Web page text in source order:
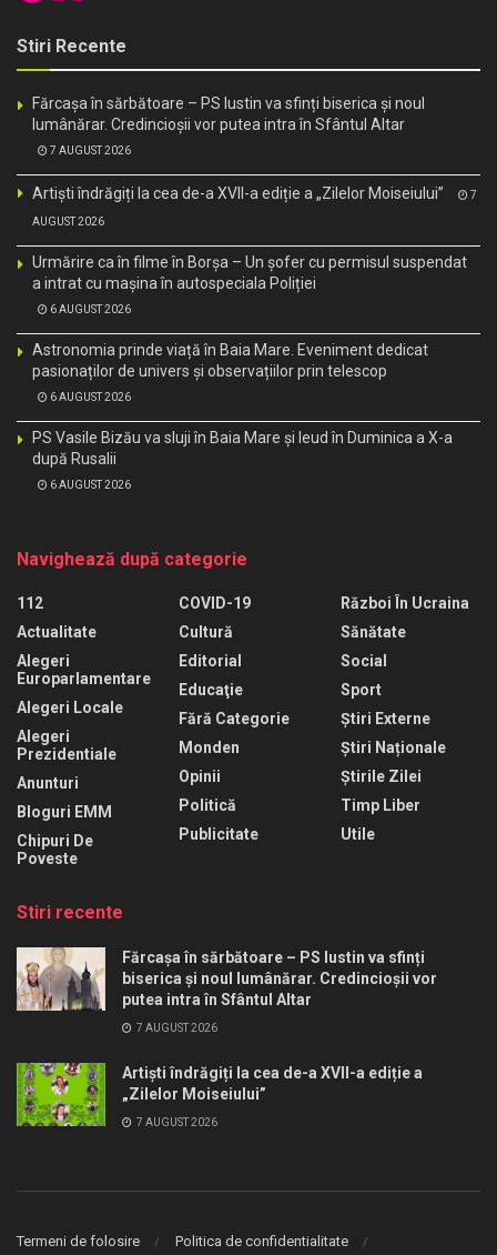
Stiri Recente
Fărcașa în sărbătoare – PS Iustin va sfinți biserica și noul
lumânărar. Credincioșii vor putea intra în Sfântul Altar
7 AUGUST 2026
Artiști îndrăgiți la cea de-a XVII-a ediție a „Zilelor Moiseiului” 7
AUGUST 2026
Urmărire ca în filme în Borșa – Un șofer cu permisul suspendat
a intrat cu mașina în autospeciala Poliției
6 AUGUST 2026
Astronomia prinde viață în Baia Mare. Eveniment dedicat
pasionaților de univers și observațiilor prin telescop
6 AUGUST 2026
PS Vasile Bizău va sluji în Baia Mare și Ieud în Duminica a X-a
după Rusalii
6 AUGUST 2026
Navighează după categorie
112
Actualitate
Alegeri
Europarlamentare
Alegeri Locale
Alegeri
Prezidentiale
Anunturi
Bloguri EMM
Chipuri De
Poveste
COVID-19
Cultură
Editorial
Educaţie
Fără Categorie
Monden
Opinii
Politică
Publicitate
Război În Ucraina
Sănătate
Social
Sport
Știri Externe
Știri Naționale
Știrile Zilei
Timp Liber
Utile
Stiri recente
Fărcașa în sărbătoare – PS Iustin va sfinți
biserica și noul lumânărar. Credincioșii vor
putea intra în Sfântul Altar
7 AUGUST 2026
Artiști îndrăgiți la cea de-a XVII-a ediție a
„Zilelor Moiseiului”
7 AUGUST 2026
Termeni de folosire Politica de confidentialitate